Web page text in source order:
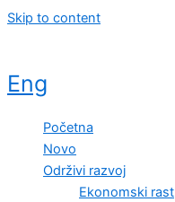
Skip to content
Eng
Početna
Novo
Održivi razvoj
Ekonomski rast